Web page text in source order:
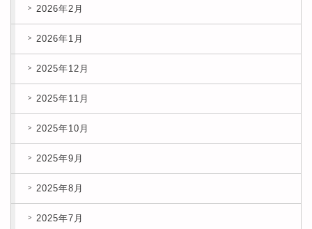
2026年2月
2026年1月
2025年12月
2025年11月
2025年10月
2025年9月
2025年8月
2025年7月